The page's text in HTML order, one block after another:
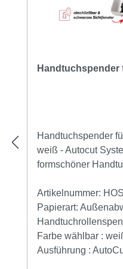
Handtuchspender
weiß - Autocut
formschöner
Autocut-Vorrichtung
automatisch,
entnommen
einer Breite von 20
Artikelnummer:
Papierart:
Farbe wählbar :
Ausführung :